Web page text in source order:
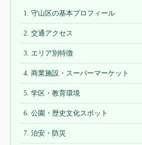
1. 守山区の基本プロフィール
2. 交通アクセス
3. エリア別特徴
4. 商業施設・スーパーマーケット
5. 学区・教育環境
6. 公園・歴史文化スポット
7. 治安・防災